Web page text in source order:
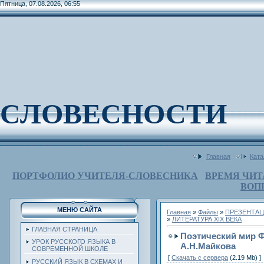
Пятница, 07.08.2026, 06:55
СЛОВЕСНОСТИ
Главная
ПОРТФОЛИО УЧИТЕЛЯ-СЛОВЕСНИКА
ВРЕМЯ
МЕНЮ САЙТА
ГЛАВНАЯ СТРАНИЦА
УРОК РУССКОГО ЯЗЫКА В
СОВРЕМЕННОЙ ШКОЛЕ
РУССКИЙ ЯЗЫК В СХЕМАХ И
Главная » Файлы »
» ЛИТЕРАТУРА ХIХ ВЕКА
Поэтический мир
А.Н.Майкова
[ Скачать с сервера (2.19 Mb) ]